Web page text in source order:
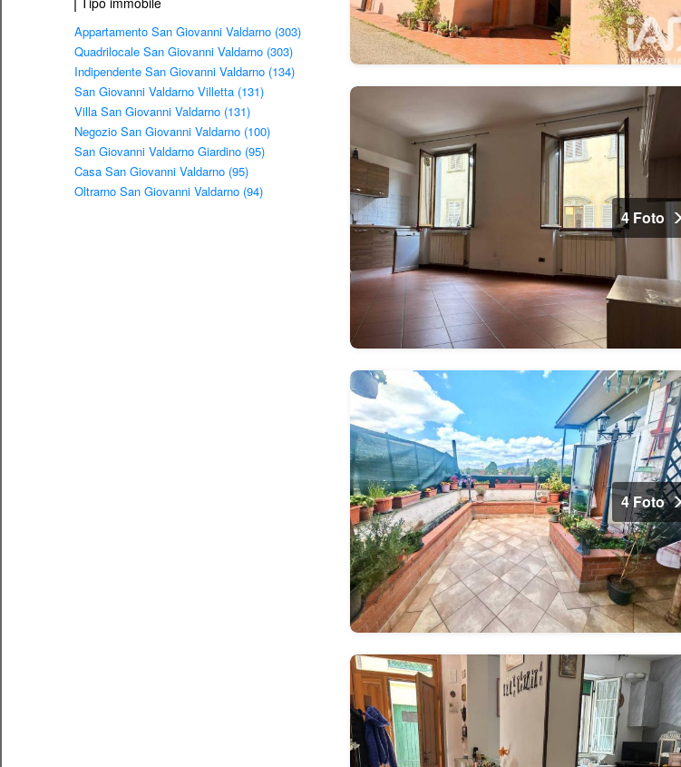
Appartamento San Giovanni Valdarno (303)
Quadrilocale San Giovanni Valdarno (303)
Indipendente San Giovanni Valdarno (134)
San Giovanni Valdarno Villetta (131)
Villa San Giovanni Valdarno (131)
Negozio San Giovanni Valdarno (100)
San Giovanni Valdarno Giardino (95)
Casa San Giovanni Valdarno (95)
Oltrarno San Giovanni Valdarno (94)
4 Foto
4 Foto